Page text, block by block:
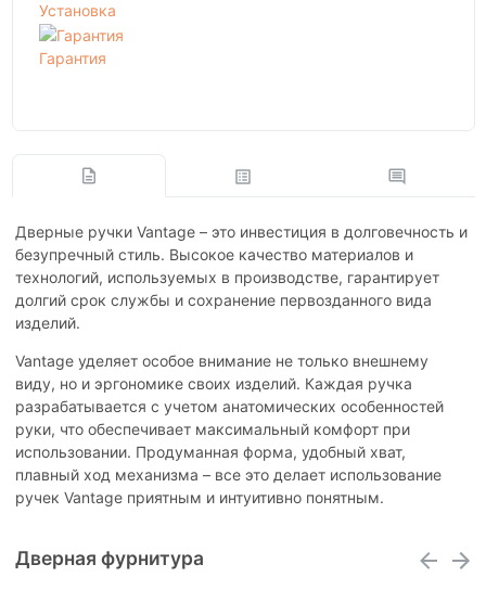
Установка
Гарантия
Дверные ручки Vantage – это инвестиция в долговечность и
безупречный стиль. Высокое качество материалов и
технологий, используемых в производстве, гарантирует
долгий срок службы и сохранение первозданного вида
изделий.
Vantage уделяет особое внимание не только внешнему
виду, но и эргономике своих изделий. Каждая ручка
разрабатывается с учетом анатомических особенностей
руки, что обеспечивает максимальный комфорт при
использовании. Продуманная форма, удобный хват,
плавный ход механизма – все это делает использование
ручек Vantage приятным и интуитивно понятным.
Дверная фурнитура